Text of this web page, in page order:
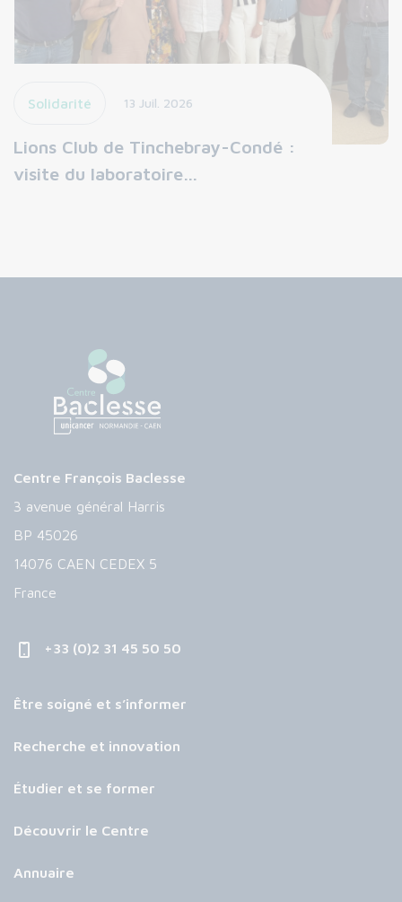
Solidarité 13 Juil. 2026
Lions Club de Tinchebray-Condé :
visite du laboratoire…
Centre François Baclesse
3 avenue général Harris
BP 45026
14076 CAEN CEDEX 5
France
+33 (0)2 31 45 50 50
Être soigné et s’informer
Recherche et innovation
Étudier et se former
Découvrir le Centre
Annuaire